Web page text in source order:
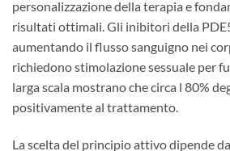
personalizzazione della terapia e
risultati ottimali. Gli inibitori della
aumentando il flusso sanguigno nei
richiedono stimolazione sessuale per
larga scala mostrano che circa l 80%
positivamente al trattamento.
La scelta del principio attivo dipende